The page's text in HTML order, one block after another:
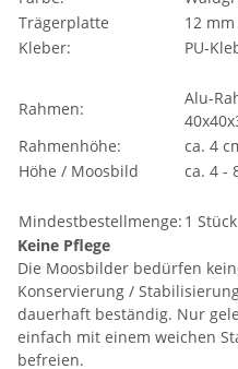
Trägerplatte
12
Kleber:
PU-
Rahmen:
Alu-
Rahmenhöhe:
ca. 4
Höhe / Moosbild
ca. 4 -
Mindestbestellmenge: 1 Stück
Keine Pflege
Die Moosbilder bedürfen
Konservierung /
dauerhaft beständig. Nur
einfach mit einem weichen
befreien.